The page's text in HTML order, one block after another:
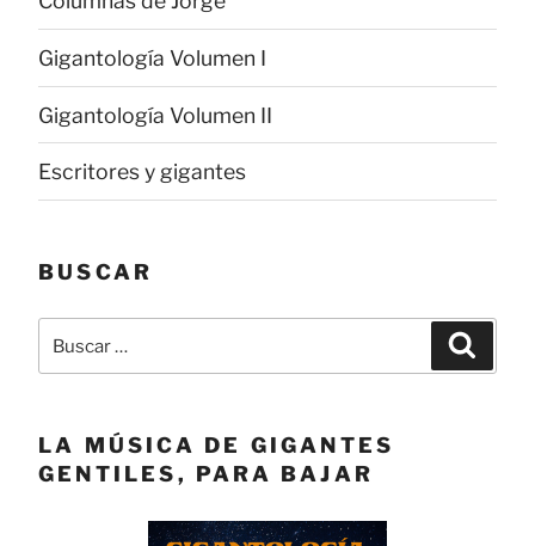
Gigantología Volumen I
Gigantología Volumen II
Escritores y gigantes
BUSCAR
Buscar
LA MÚSICA DE GIGANTES
GENTILES, PARA BAJAR